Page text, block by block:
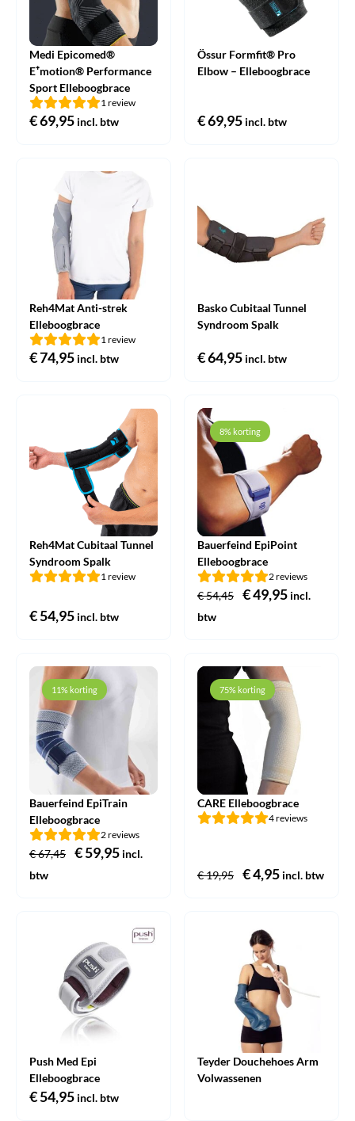
Medi Epicomed®
E⁺motion® Performance
Sport Elleboogbrace
1 review
€69,95 incl. btw
Össur Formfit® Pro
Elbow – Elleboogbrace
€69,95 incl. btw
Reh4Mat Anti-strek
Elleboogbrace
1 review
€74,95 incl. btw
Basko Cubitaal Tunnel
Syndroom Spalk
€64,95 incl. btw
Reh4Mat Cubitaal Tunnel
Syndroom Spalk
1 review
€54,95 incl. btw
8% korting
Bauerfeind EpiPoint
Elleboogbrace
2 reviews
€54,45
Oorspronkelijke
€49,95Huidige
incl.
btw
11% korting
Bauerfeind EpiTrain
Elleboogbrace
2 reviews
€67,45
Oorspronkelijke
€59,95Huidige
incl.
btw
75% korting
CARE Elleboogbrace
4 reviews
€19,95
Oorspronkelijke
€ 19,95.
€4,95Huidige
incl. btw
Push Med Epi
Elleboogbrace
€54,95 incl. btw
Teyder Douchehoes Arm
Volwassenen